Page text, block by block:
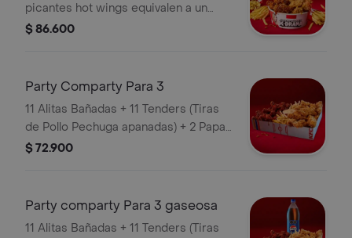
picantes hot wings equivalen a un
trozo de ala) + 3 Papa Pequeña + 1
$ 86.600
Party Comparty Para 3
11 Alitas Bañadas + 11 Tenders (Tiras
de Pollo Pechuga apanadas) + 2 Papas
$ 72.900
Party comparty Para 3 gaseosa
11 Alitas Bañadas + 11 Tenders (Tiras